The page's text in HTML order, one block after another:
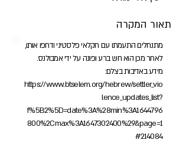
תאור המקרה
מתנחלים התעמתו עם חקלאי פלסטיני ודחפו אותו,
לאחר מכן הוא חש ברע ופונה על ידי אמבולנס.
מידע באדיבות בצלם:
https://www.btselem.org/hebrew/settler_vio
lence_updates_list?
f%5B2%5D=date%3A%28min%3A1644796
800%2Cmax%3A1647302400%29&page=1
#214084